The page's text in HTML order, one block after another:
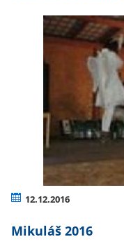
12.12.2016
Mikuláš 2016